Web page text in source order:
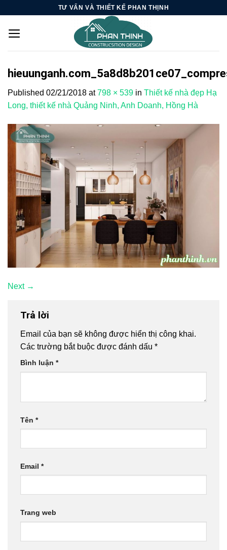
content
TƯ VẤN VÀ THIẾT KẾ PHAN THỊNH
Published 02/21/2018 at798 × 539 in Thiết kế nhà đẹp Hạ
Long, thiết kế nhà Quảng Ninh, Anh Doanh, Hồng Hà
Next →
Trả lời
Email của bạn sẽ không được hiển thị công khai.
Các trường bắt buộc được đánh dấu *
Bình luận *
Tên *
Email *
Trang web